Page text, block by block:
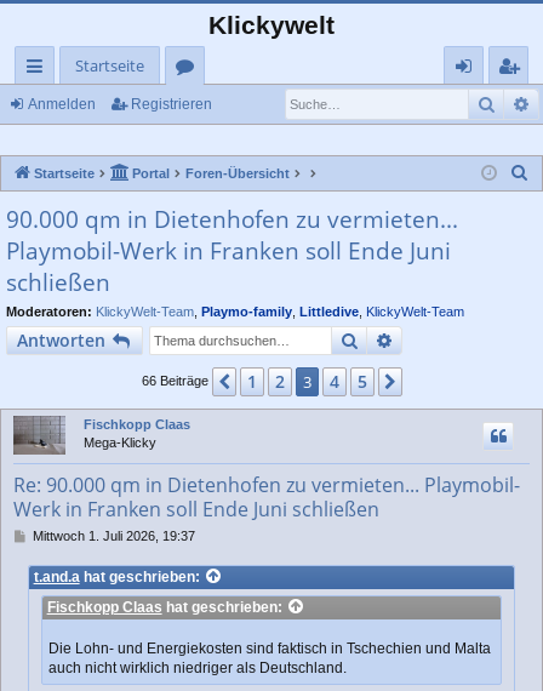
Klickywelt
ch
llz
ug
rif
f
Startseite
or
eg
rie
Anmelden Registrieren
Startseite Portal Foren-Übersicht
90.000 qm in Dietenhofen zu vermieten...
Playmobil-Werk in Franken soll Ende Juni
schließen
Moderatoren: KlickyWelt-Team Playmo-family Littledive KlickyWelt-Team
Antworten SucheErweiterte Suche
66 Beiträge Vorherige
1 2 3 4 5
Fischkopp Claas
Mega-Klicky
Re: 90.000 qm in Dietenhofen zu vermieten... Playmobil-
Werk in Franken soll Ende Juni schließen
B
i
t
Mittwoch 1. Juli 2026, 19:37
t.and.ahat geschrieben:
Fischkopp Claas hat geschrieben:
Die Lohn- und Energiekosten sind faktisch in Tschechien und Malta
auch nicht wirklich niedriger als Deutschland.